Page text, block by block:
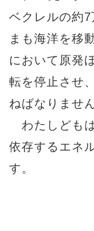
ベクレルの約7
まも海洋を移
において原発
転を停止させ
ねばなりません
わたしども
依存するエネ
す。